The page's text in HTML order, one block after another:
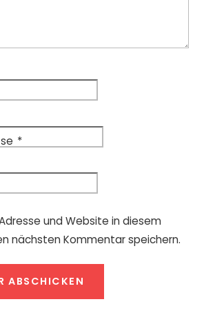
*
und Website in diesem
nächsten Kommentar speichern.